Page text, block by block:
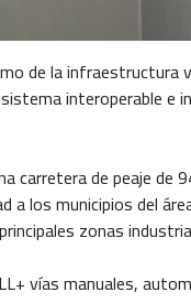
de la
interoperable
carretera de peaje
a los municipios del
zonas
vías manuales,